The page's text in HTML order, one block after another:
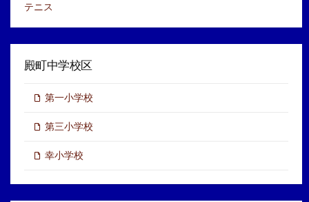
テニス
殿町中学校区
第一小学校
第三小学校
幸小学校